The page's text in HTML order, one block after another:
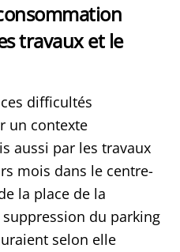
travaux et le
difficultés
un contexte
aussi par les travaux
mois dans le centre-
la place de la
du parking
selon elle